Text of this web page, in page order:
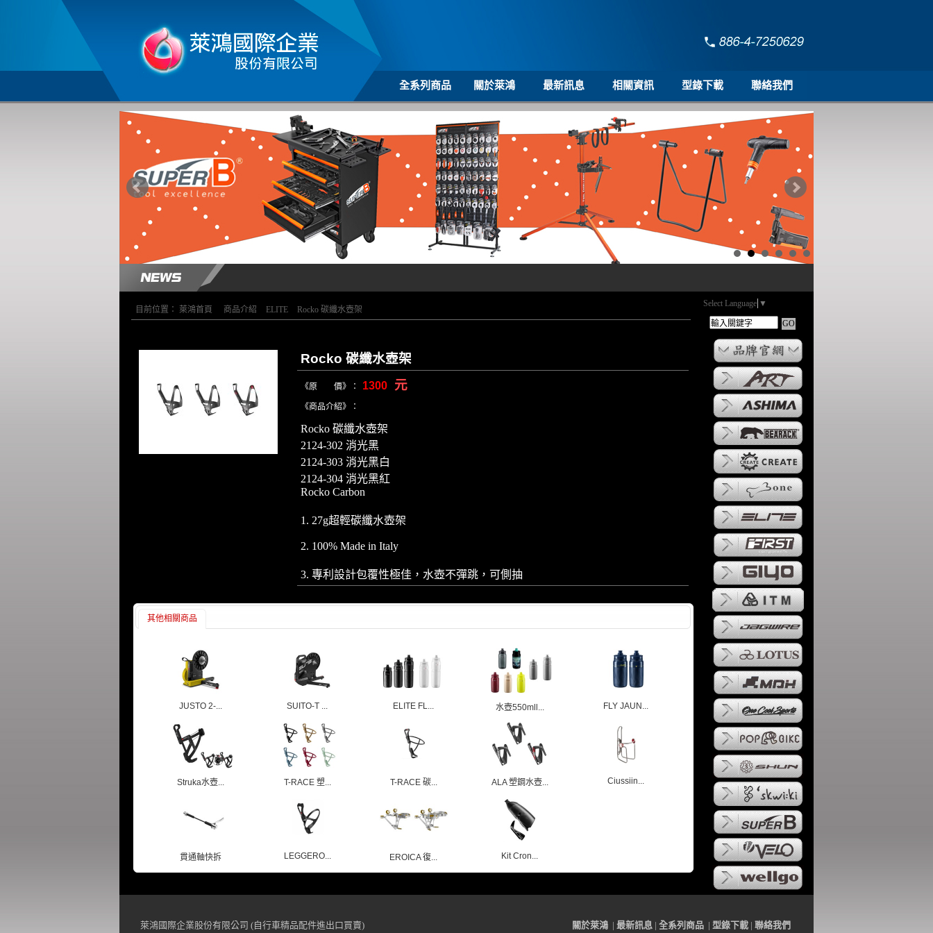
全系列商品 關於萊鴻 最新訊息 相關資訊 型錄下載 聯絡我們
目前位置： 萊鴻首頁 商品介紹 ELITE Rocko 碳纖水壺架
Rocko 碳纖水壺架
《原 價》： 1300 元
《商品介紹》：
Rocko 碳纖水壺架
2124-302 消光黑
2124-303 消光黑白
2124-304 消光黑紅
Rocko Carbon
1. 27g超輕碳纖水壺架
2. 100% Made in Italy
3. 專利設計包覆性極佳，水壺不彈跳，可側抽
其他相關商品
JUSTO 2-... SUITO-T ... ELITE FL... 水壺550mll... FLY JAUN...
Struka水壺... T-RACE 塑... T-RACE 碳... ALA 塑鋼水壺... Ciussiin...
貫通軸快拆 LEGGERO... EROICA 復... Kit Cron...
Select Language ▼
萊鴻國際企業股份有限公司 (自行車精品配件進出口買賣) 關於萊鴻 | 最新訊息 | 全系列 商品 | 型錄下載 | 聯絡我們